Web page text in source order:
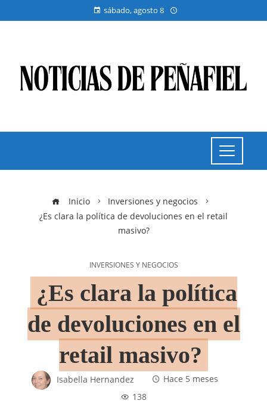
sábado, agosto 8
Inicio
Inversiones y negocios
¿Es clara la política de devoluciones en el retail
masivo?
INVERSIONES Y NEGOCIOS
¿Es clara la política
de devoluciones en el
retail masivo?
Isabella Hernandez
Hace 5 meses
138